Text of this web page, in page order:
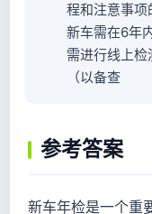
程和注意事项
新车需在6年
需进行线上
（以备查
参考答案
新车年检是一个重